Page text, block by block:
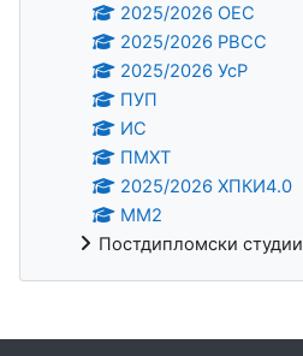
2025/2026 ОЕС
2025/2026 РВСС
2025/2026 УсР
ПУП
ИС
ПМХТ
2025/2026 ХПКИ4.0
ММ2
Постдипломски студии
Supplementary blocks